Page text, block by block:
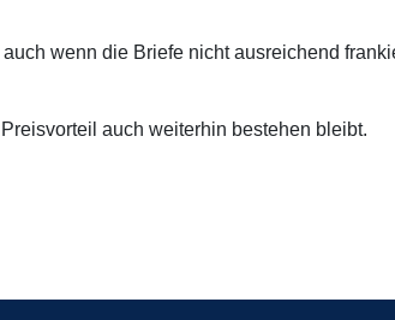
wenn die Briefe nicht ausreichend
auch weiterhin bestehen bleibt.